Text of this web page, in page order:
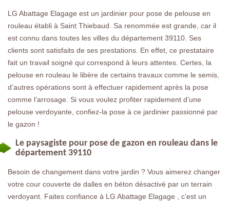
LG Abattage Elagage est un jardinier pour pose de pelouse en
rouleau établi à Saint Thiebaud. Sa renommée est grande, car il
est connu dans toutes les villes du département 39110. Ses
clients sont satisfaits de ses prestations. En effet, ce prestataire
fait un travail soigné qui correspond à leurs attentes. Certes, la
pelouse en rouleau le libère de certains travaux comme le semis,
d’autres opérations sont à effectuer rapidement après la pose
comme l’arrosage. Si vous voulez profiter rapidement d’une
pelouse verdoyante, confiez-la pose à ce jardinier passionné par
le gazon !
Le paysagiste pour pose de gazon en rouleau dans le
département 39110
Besoin de changement dans votre jardin ? Vous aimerez changer
votre cour couverte de dalles en béton désactivé par un terrain
verdoyant. Faites confiance à LG Abattage Elagage , c’est un